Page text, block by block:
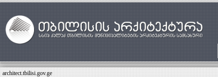
architect.tbilisi.gov.ge